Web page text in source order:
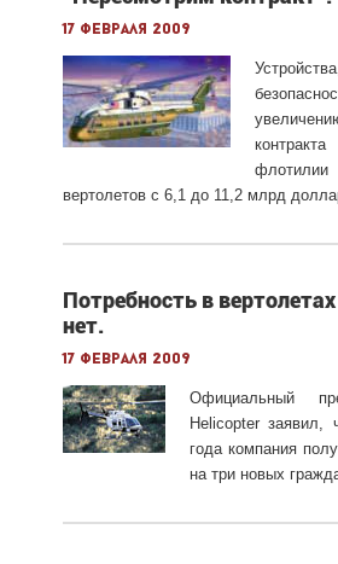
17 февраля 2009
вертолетов с 6,1 до 11,2 млрд
Потребность в
нет.
17 февраля 2009
Официальный
Helicopter заявил,
года компания
на три новых